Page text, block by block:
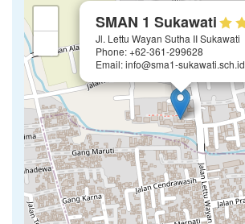
SMAN 1 Sukawati
Jl. Lettu Wayan Sutha II Sukawati
Phone: +62-361-299628
Email: info@sma1-sukawati.sch.id